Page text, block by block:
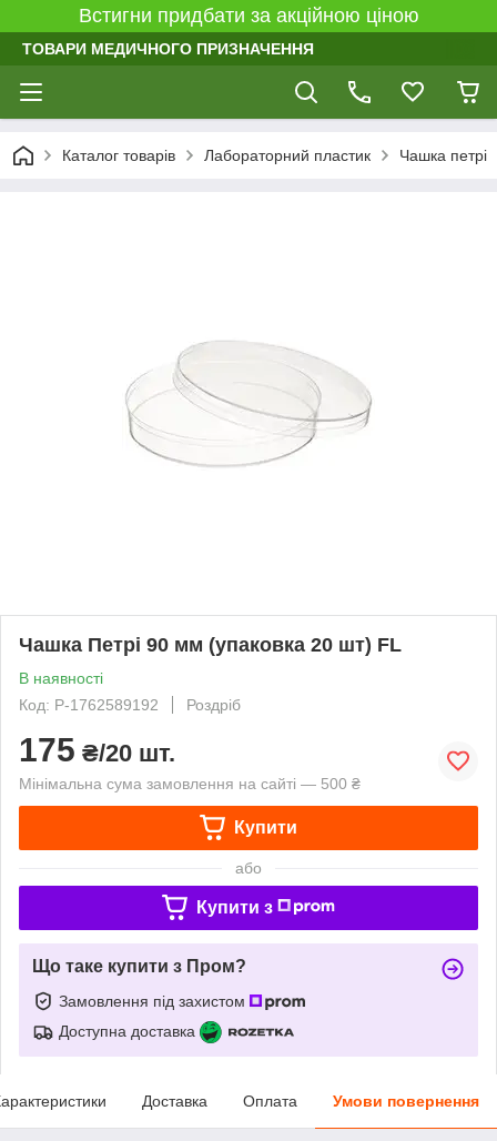
Встигни придбати за акційною ціною
ТОВАРИ МЕДИЧНОГО ПРИЗНАЧЕННЯ
Каталог товарів Лабораторний пластик Чашка петрі
Чашка Петрі 90 мм (упаковка 20 шт) FL
В наявності
Код: P-1762589192
Роздріб
175 ₴/20 шт.
Мінімальна сума замовлення на сайті — 500 ₴
Купити
або
Купити з
Що таке купити з Пром?
Замовлення під захистом
Доступна доставка
Доставка Оплата Умови повернення